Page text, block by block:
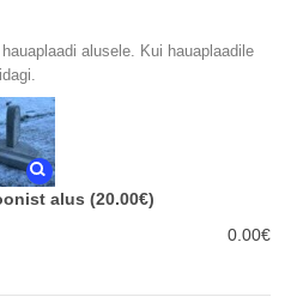
alusele. Kui hauaplaadile
alus (20.00€)
0.00€